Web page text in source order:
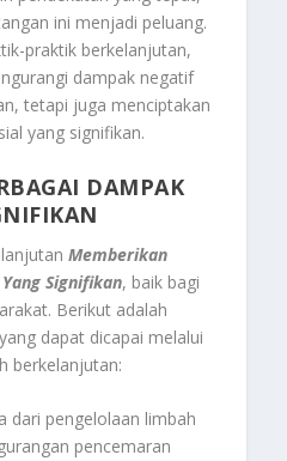
ini menjadi peluang.
praktik berkelanjutan,
dampak negatif
tetapi juga menciptakan
yang signifikan.
DAMPAK
Memberikan
Signifikan, baik bagi
Berikut adalah
dapat dicapai melalui
berkelanjutan:
dari pengelolaan limbah
pencemaran